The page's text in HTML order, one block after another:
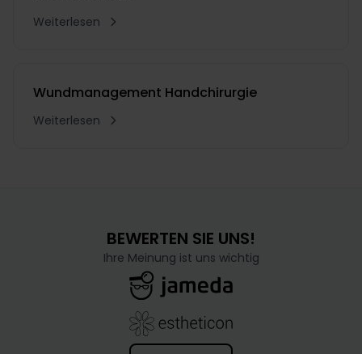
Weiterlesen
Wundmanagement Handchirurgie
Weiterlesen
BEWERTEN SIE UNS!
Ihre Meinung ist uns wichtig